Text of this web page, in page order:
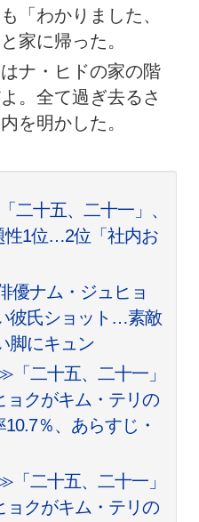
「わかりました、
家に帰った。
ナ・ヒドの家の階
。全て過ぎ去るさ
を明かした。
二十五、二十一」、
性1位…2位「社内お
優ナム・ジュヒョ
彼氏ショット…素敵
脚にキュン
二十五、二十一」
ョクがキム・テリの
％、あらすじ・
二十五、二十一」
ョクがキム・テリの